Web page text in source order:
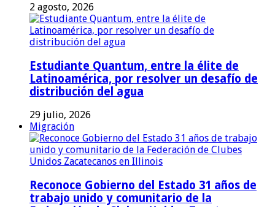
2 agosto, 2026
Estudiante Quantum, entre la élite de
Latinoamérica, por resolver un desafío de
distribución del agua
29 julio, 2026
Migración
Reconoce Gobierno del Estado 31 años de
trabajo unido y comunitario de la